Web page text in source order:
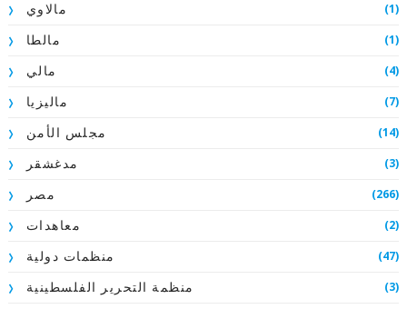
مالاوي (1)
مالطا (1)
مالي (4)
ماليزيا (7)
مجلس الأمن (14)
مدغشقر (3)
مصر (266)
معاهدات (2)
منظمات دولية (47)
منظمة التحرير الفلسطينية (3)